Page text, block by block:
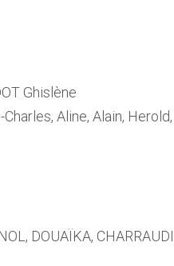
Ghislène
Aline, Alain,
DOUAÏKA,